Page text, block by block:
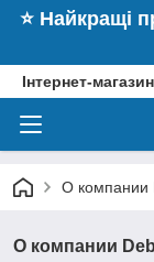
⭐️ Найкращі
Інтернет-
О компании
О компании